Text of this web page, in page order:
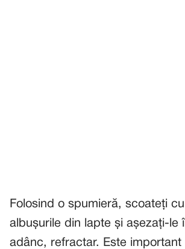
Folosind o spumieră, scoateți
albușurile din lapte și așezați-le
adânc, refractar. Este important